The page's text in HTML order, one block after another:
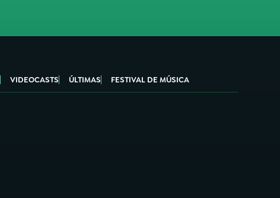
VIDEOCASTS ÚLTIMAS FESTIVAL DE MÚSICA